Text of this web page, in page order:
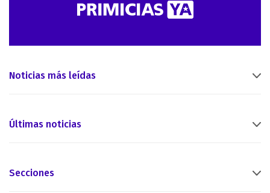
Noticias más leídas
Últimas noticias
Secciones